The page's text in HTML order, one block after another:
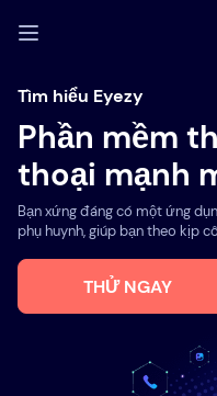
ĐĂNG NHẬP
Demo
Tính năng
Về chúng tôi
Blog
Tìm hiểu Eyezy
Phần mềm
thoại mạnh
Bạn xứng đáng có một ứng
phụ huynh, giúp bạn theo kịp
THỬ NGAY